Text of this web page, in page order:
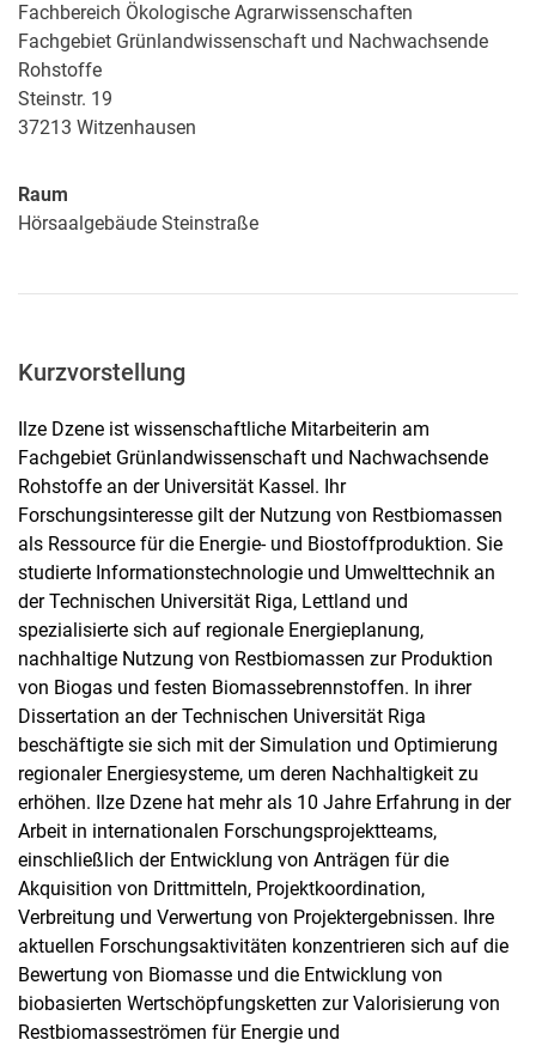
Fachbereich Ökologische Agrarwissenschaften
Fachgebiet Grünlandwissenschaft und Nachwachsende
Rohstoffe
Steinstr. 19
37213 Witzenhausen
Raum
Hörsaalgebäude Steinstraße
Kurzvorstellung
Ilze Dzene ist wissenschaftliche Mitarbeiterin am
Fachgebiet Grünlandwissenschaft und Nachwachsende
Rohstoffe an der Universität Kassel. Ihr
Forschungsinteresse gilt der Nutzung von Restbiomassen
als Ressource für die Energie- und Biostoffproduktion. Sie
studierte Informationstechnologie und Umwelttechnik an
der Technischen Universität Riga, Lettland und
spezialisierte sich auf regionale Energieplanung,
nachhaltige Nutzung von Restbiomassen zur Produktion
von Biogas und festen Biomassebrennstoffen. In ihrer
Dissertation an der Technischen Universität Riga
beschäftigte sie sich mit der Simulation und Optimierung
regionaler Energiesysteme, um deren Nachhaltigkeit zu
erhöhen. Ilze Dzene hat mehr als 10 Jahre Erfahrung in der
Arbeit in internationalen Forschungsprojektteams,
einschließlich der Entwicklung von Anträgen für die
Akquisition von Drittmitteln, Projektkoordination,
Verbreitung und Verwertung von Projektergebnissen. Ihre
aktuellen Forschungsaktivitäten konzentrieren sich auf die
Bewertung von Biomasse und die Entwicklung von
biobasierten Wertschöpfungsketten zur Valorisierung von
Restbiomasseströmen für Energie und